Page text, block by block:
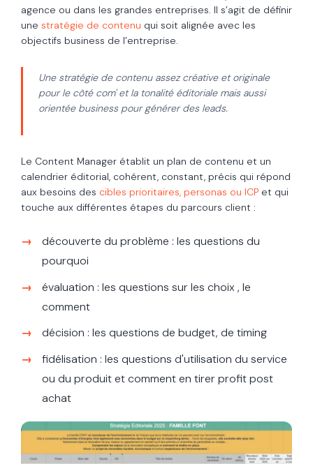
agence ou dans les grandes entreprises. Il s’agit de définir
une stratégie de contenu qui soit alignée avec les
objectifs business de l’entreprise.
Une stratégie de contenu assez créative et originale
pour le côté com' et la tonalité éditoriale mais aussi
orientée business pour générer des leads.
Le Content Manager établit un plan de contenu et un
calendrier éditorial, cohérent, constant, précis qui répond
aux besoins des cibles prioritaires, personas ou ICP et qui
touche aux différentes étapes du parcours client :
découverte du problème : les questions du
pourquoi
évaluation : les questions sur les choix , le
comment
décision : les questions de budget, de timing
fidélisation : les questions d'utilisation du service
ou du produit et comment en tirer profit post
achat